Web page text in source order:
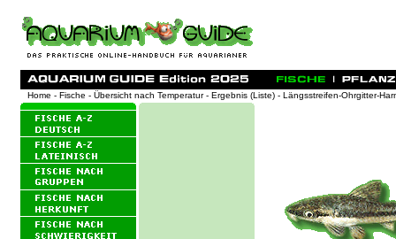
Home - Fische - Übersicht nach Temperatur- Ergebnis (Liste)- Längsstreifen-Ohrgitter-